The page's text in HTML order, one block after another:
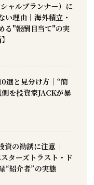
ャルプランナー）に
い理由｜海外積立・
る"報酬目当て"の実
選と見分け方｜“簡
を投資家JACKが暴
資の勧誘に注意｜
ターズトラスト・ド
“紹介者”の実態